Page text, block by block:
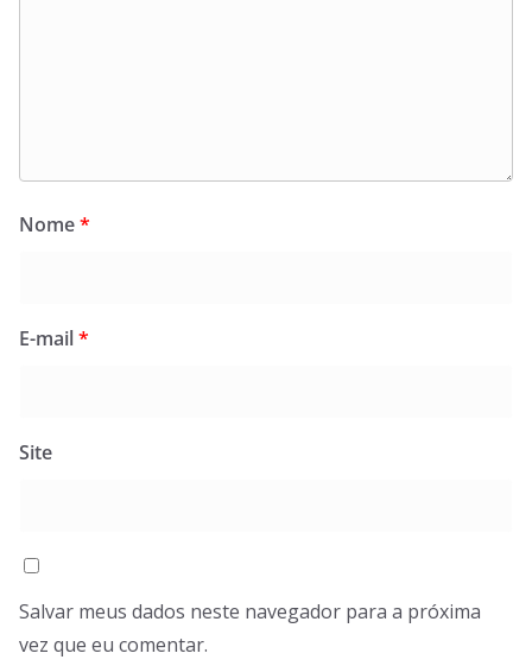
Nome*
E-mail*
Site
Salvar meus dados neste navegador para a próxima
vez que eu comentar.